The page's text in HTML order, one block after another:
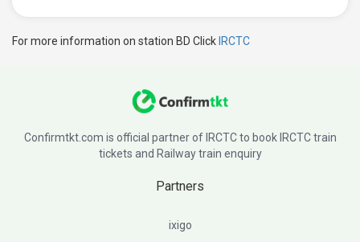
For more information on station BD Click IRCTC
Confirmtkt.com is official partner of IRCTC to book IRCTC train
tickets and Railway train enquiry
Partners
ixigo